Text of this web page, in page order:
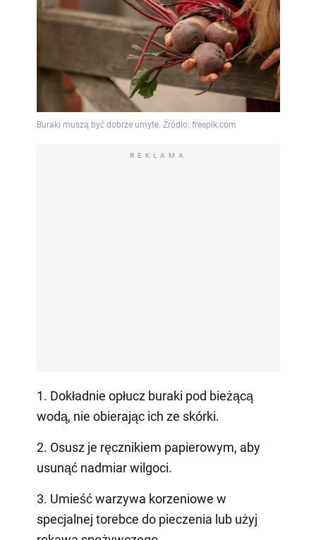
REKLAMA
1. Dokładnie opłucz buraki pod bieżącą
wodą, nie obierając ich ze skórki.
2. Osusz je ręcznikiem papierowym, aby
usunąć nadmiar wilgoci.
3. Umieść warzywa korzeniowe w
specjalnej torebce do pieczenia lub użyj